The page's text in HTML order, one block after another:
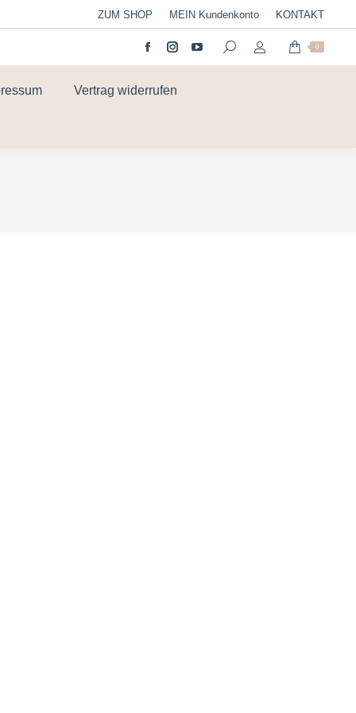
ZUM SHOP MEIN Kundenkonto KONTAKT
0
Vertrag widerrufen